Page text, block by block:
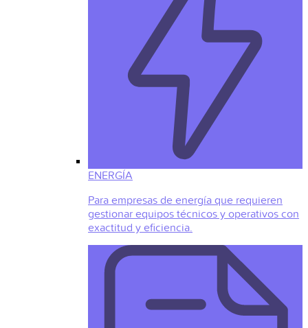
ENERGÍA
Para empresas de energía que requieren
gestionar equipos técnicos y operativos con
exactitud y eficiencia.